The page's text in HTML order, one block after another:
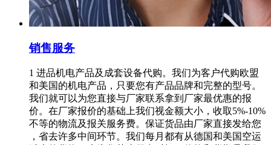
销售服务
1 进品机电产品及成套设备代购。我们为客户代购欧盟
和美国的机电产品，只要您有产品品牌和完整的型号。
我们就可以为您直接与厂家联系拿到厂家最优惠的报
价。在厂家报价的基础上我们视金额大小，收取5%-10%
不等的物流及报关服务费。保证货品由厂家直接发给您
，省去许多中间环节。我们每月都有从德国和美国空运